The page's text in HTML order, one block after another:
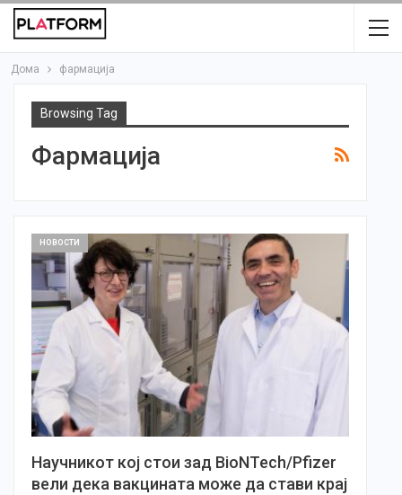
Дома фармација
Browsing Tag
Фармација
НОВОСТИ
Научникот кој стои зад BioNTech/Pfizer
вели дека вакцината може да стави крај